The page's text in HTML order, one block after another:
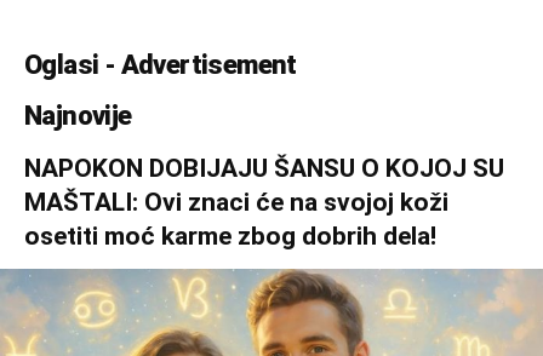
Oglasi - Advertisement
Najnovije
NAPOKON DOBIJAJU ŠANSU O KOJOJ SU
MAŠTALI: Ovi znaci će na svojoj koži
osetiti moć karme zbog dobrih dela!